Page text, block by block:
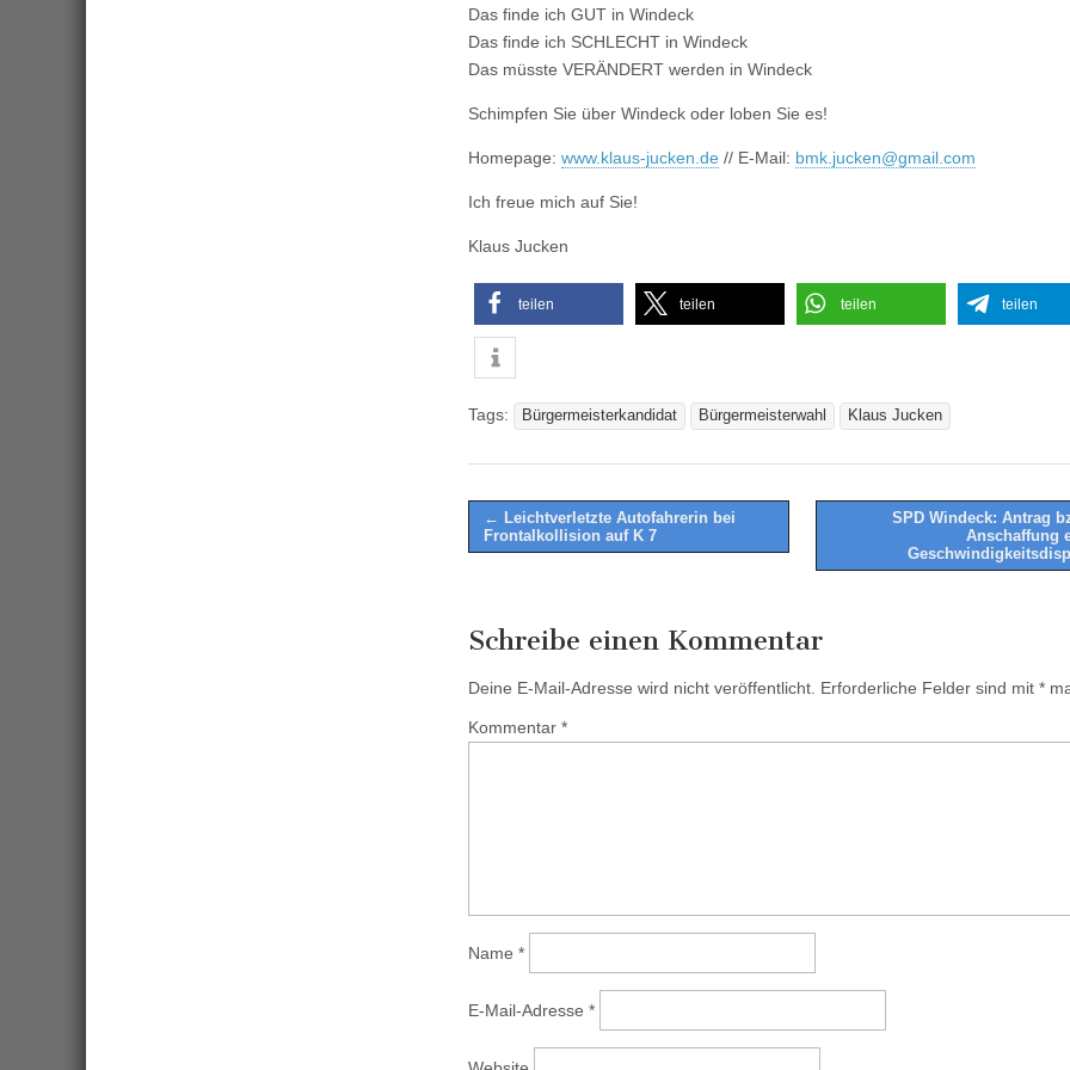
Das finde ich GUT in Windeck
Das finde ich SCHLECHT in Windeck
Das müsste VERÄNDERT werden in Windeck
Schimpfen Sie über Windeck oder loben Sie es!
Homepage: www.klaus-jucken.de // E-Mail: bmk.jucken@gmail.com
Ich freue mich auf Sie!
Klaus Jucken
teilen teilen teilen teilen
Tags: Bürgermeisterkandidat Bürgermeisterwahl Klaus Jucken
Post
navigation
← Leichtverletzte Autofahrerin bei
Frontalkollision auf K 7
SPD Windeck: Antrag
Anschaffung
Schreibe einen Kommentar
Deine E-Mail-Adresse wird nicht veröffentlicht. Erforderliche Felder sind mit *
Kommentar *
Name *
E-Mail-Adresse *